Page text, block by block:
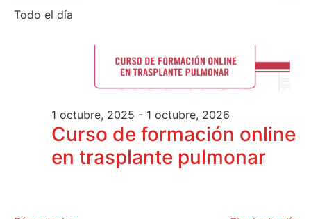
la
fecha.
Todo el día
Curso de formación online
en trasplante pulmonar
1 octubre, 2025 - 1 octubre, 2026